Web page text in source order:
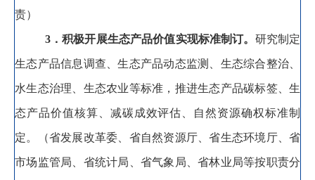
责）
3．积极开展生态产品价值实现标准制订。 研究制定
生态产品信息调查、生态产品动态监测、生态综合整治、
水生态治理、 生态农业等标准 ， 推进生态产品碳标签、生
态产品价值核算、减碳成效评估、自然资源确权标准制
定。 （省发展改革委、省自然资源厅、省生态环境厅、省
市场监管局、省统计局、省气象局、省林业局等按职责分